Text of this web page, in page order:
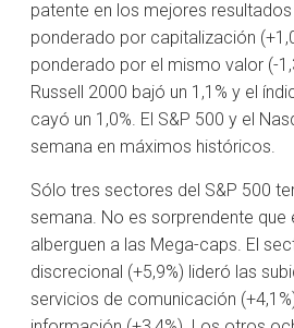
patente en los mejores
ponderado por capitalización
ponderado por el mismo valor (-
Russell 2000 bajó un 1,1% y el
cayó un 1,0%. El S&P 500 y el
semana en máximos históricos.
Sólo tres sectores del S&P 500
semana. No es sorprendente
alberguen a las Mega-caps. El
discrecional (+5,9%) lideró las
servicios de comunicación